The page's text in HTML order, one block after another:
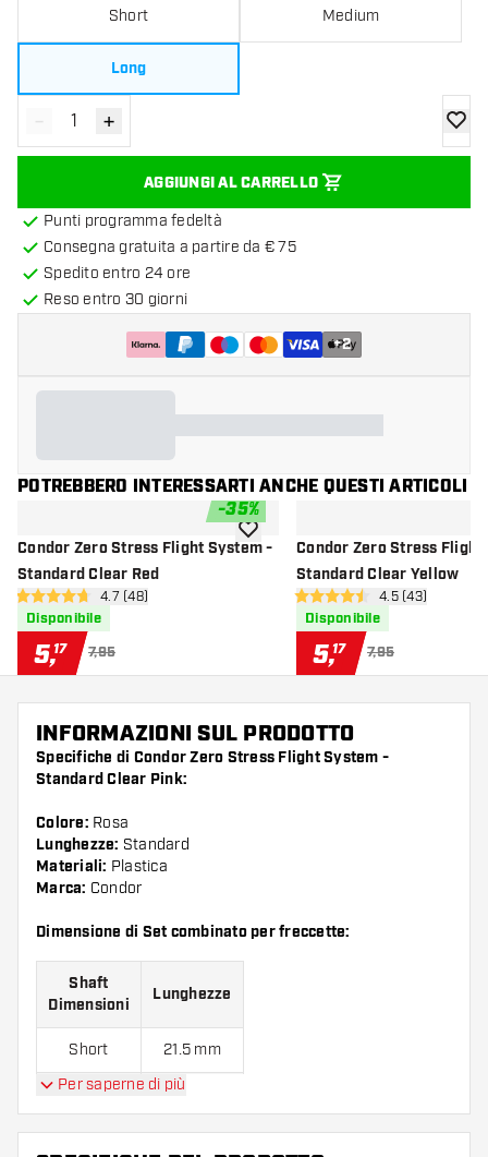
Short Medium
Long
Diminuisci quantità
- Aumenta quantità
+
AGGIUNGI AL CARRELLO
Punti programma fedeltà
Consegna gratuita a partire da € 75
Spedito entro 24 ore
Reso entro 30 giorni
+2
POTREBBERO INTERESSARTI ANCHE QUESTI ARTICOLI
-35%
Condor Zero Stress Flight System -
Standard Clear Red
apri pannello recensioni
4.7 stelle di valutazione
4.7 (48)
Disponibile
5,17 7,95
aggiungi alla lista dei desideri
Condor Zero Stress Flight
Standard Clear Yellow
apri pannello
4.5 stelle di valutazione
4.5 (43)
Disponibile
5,17 7,95
INFORMAZIONI SUL PRODOTTO
Specifiche di Condor Zero Stress Flight System -
Standard Clear Pink:
Colore: Rosa
Lunghezze: Standard
Materiali: Plastica
Marca: Condor
Dimensione di Set combinato per freccette:
Shaft
Dimensioni
Lunghezze
Short 21.5 mm
Medium 27.5 mm
Long 33.5 mm
Per saperne di più